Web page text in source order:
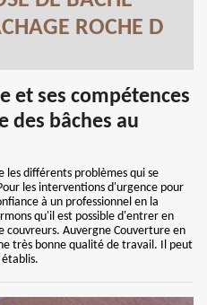
ROCHE D
et ses compétences
des bâches au
différents problèmes qui se
les interventions d'urgence pour
à un professionnel en la
qu'il est possible d'entrer en
couvreurs. Auvergne Couverture en
très bonne qualité de travail. Il peut